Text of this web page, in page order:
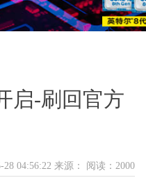
启-刷回官方
28 04:56:22 来源： 阅读：2000